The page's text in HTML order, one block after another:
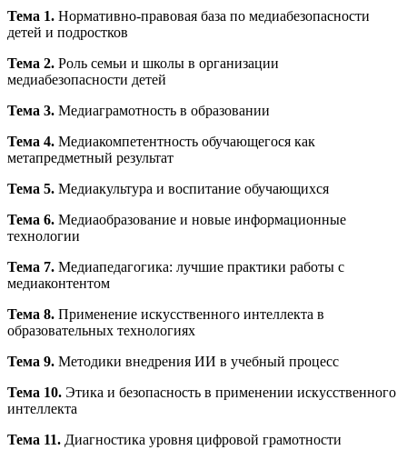
Тема 1. Нормативно-правовая база по медиабезопасности
детей и подростков
Тема 2. Роль семьи и школы в организации
медиабезопасности детей
Тема 3. Медиаграмотность в образовании
Тема 4. Медиакомпетентность обучающегося как
метапредметный результат
Тема 5. Медиакультура и воспитание обучающихся
Тема 6. Медиаобразование и новые информационные
технологии
Тема 7. Медиапедагогика: лучшие практики работы с
медиаконтентом
Тема 8. Применение искусственного интеллекта в
образовательных технологиях
Тема 9. Методики внедрения ИИ в учебный процесс
Тема 10. Этика и безопасность в применении искусственного
интеллекта
Тема 11. Диагностика уровня цифровой грамотности